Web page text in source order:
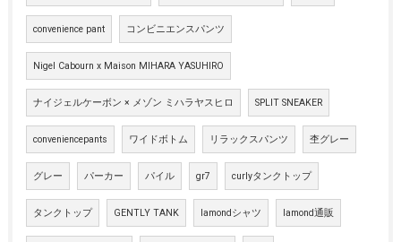
convenience pant コンビニエンスパンツ
Nigel Cabourn x Maison MIHARA YASUHIRO
ナイジェルケーボン × メゾン ミハラヤスヒロ SPLIT SNEAKER
conveniencepants ワイドボトム リラックスパンツ 杢グレー
グレー パーカー パイル gr7 curlyタンクトップ
タンクトップ GENTLY TANK lamondシャツ lamond通販